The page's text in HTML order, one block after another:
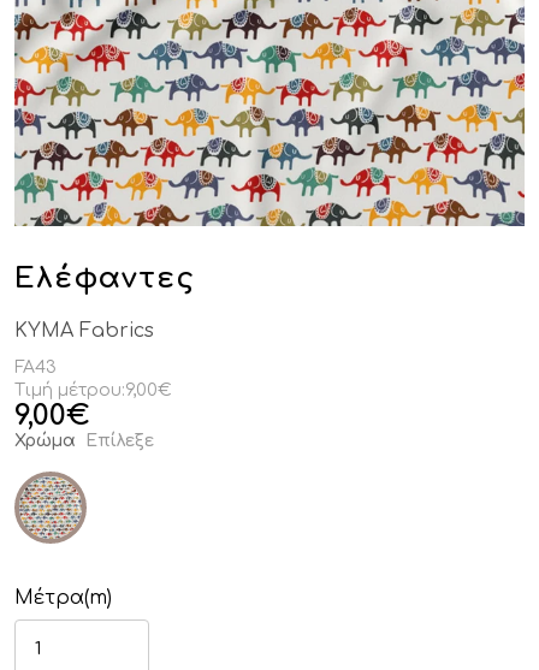
Ελέφαντες
KYMA Fabrics
FA43
Τιμή μέτρου:9,00€
9,00€
Χρώμα Επίλεξε
Μέτρα(m)